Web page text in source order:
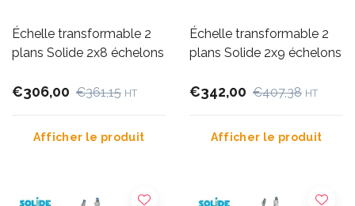
Échelle transformable 2
plans Solide 2x8 échelons
€306,00 €361,15 HT
Afficher le produit
Échelle transformable 2
plans Solide 2x9 échelons
€342,00 €407,38 HT
Afficher le produit